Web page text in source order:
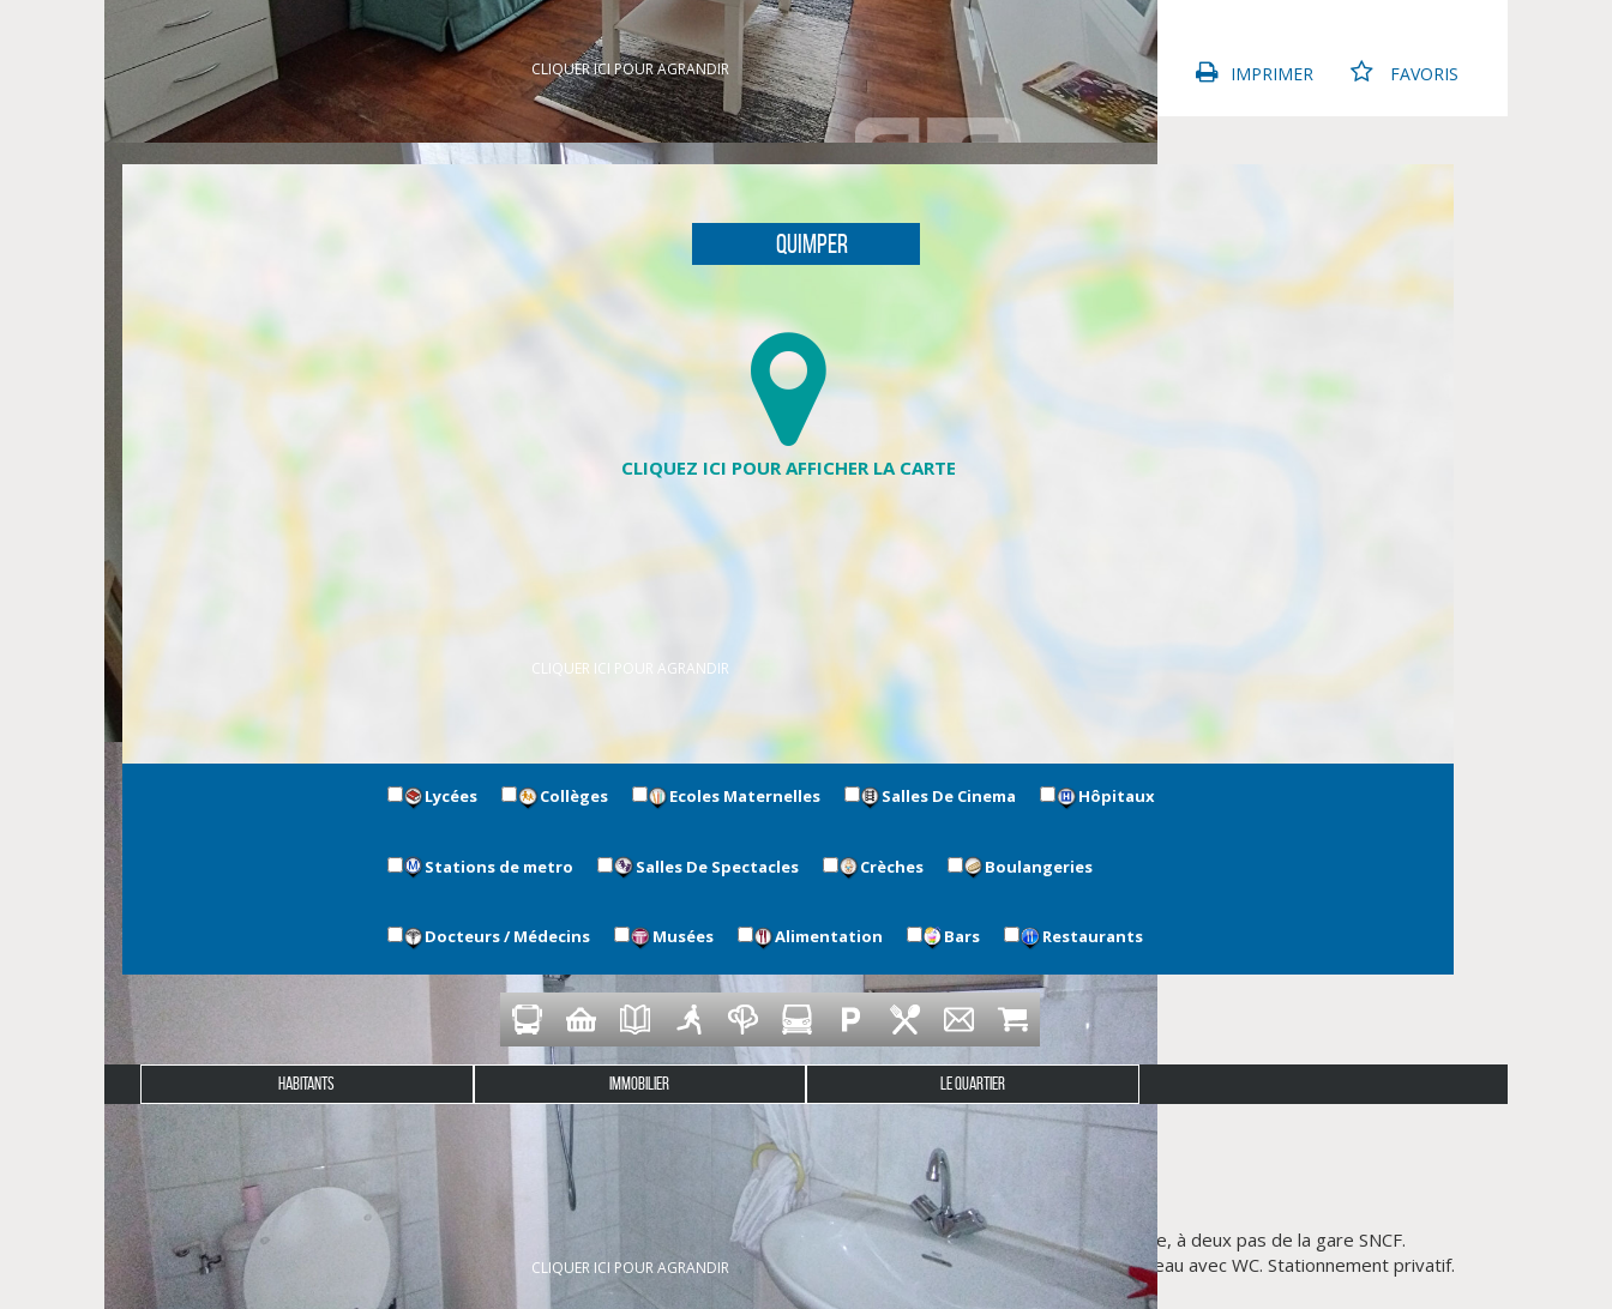
CLIQUER ICI POUR AGRANDIR
CLIQUER ICI POUR AGRANDIR
CLIQUER ICI POUR AGRANDIR
IMPRIMER FAVORIS
Quimper
Lycées Collèges Ecoles Maternelles Salles De Cinema Hôpitaux
Stations de metro Salles De Spectacles Crèches Boulangeries
Docteurs / Médecins Musées Alimentation Bars Restaurants
HABITANTS IMMOBILIER LE QUARTIER
Description du bien
L'agence CLG Immobilier vous propose à la location ce studio entièrement meublé situé au rez-de-chaussée d'un petit immeuble, à deux pas de la gare SNCF.
Il comprend une pièce de vie principale, une cuisine séparée équipée (plaque de cuisson, frigo, four micro-ondes) et une salle d'eau avec WC. Stationnement privatif.
Disponible le 02/01/2025.